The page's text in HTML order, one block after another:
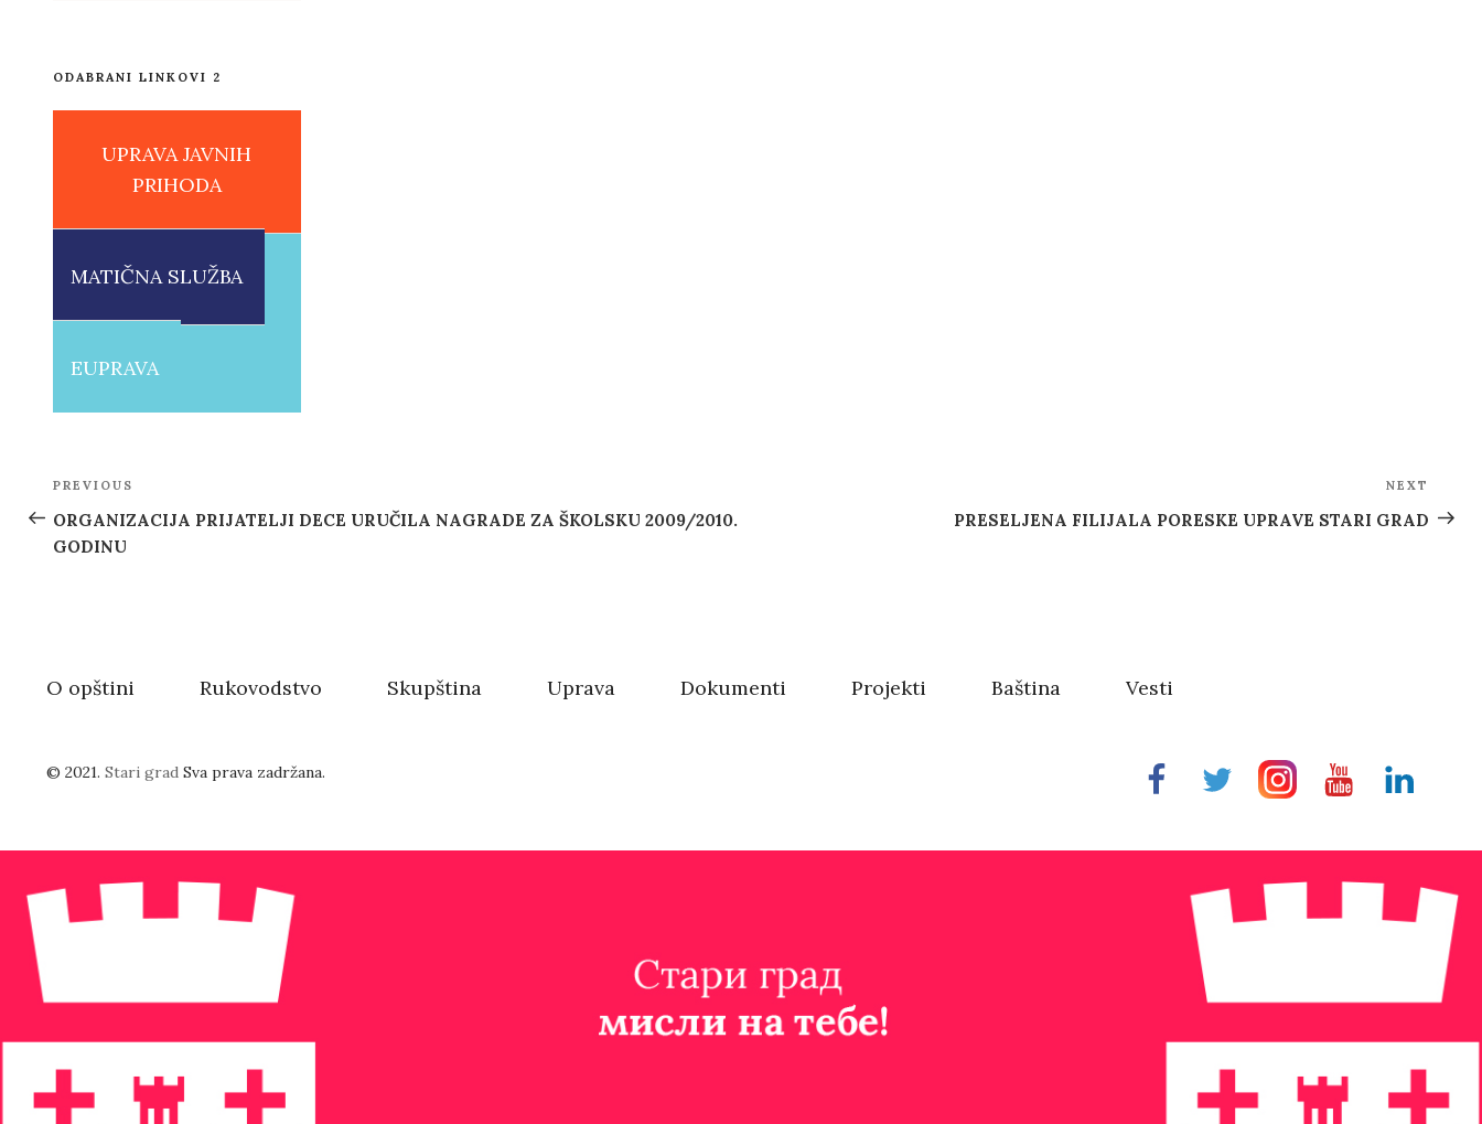
ODABRANI LINKOVI 2
UPRAVA JAVNIH
PRIHODA
MATIČNA SLUŽBA
EUPRAVA
Post
navigation
Previous
Post
PREVIOUS
ORGANIZACIJA PRIJATELJI DECE URUČILA NAGRADE ZA ŠKOLSKU 2009/2010.
GODINU
Post
NEXT
PRESELJENA FILIJALA PORESKE UPRAVE STARI GRAD
O opštini Rukovodstvo Skupština Uprava Dokumenti Projekti Baština Vesti
FacebookTwitterInstragramYoutubeLinkedin
© 2021. Stari grad Sva prava zadržana.